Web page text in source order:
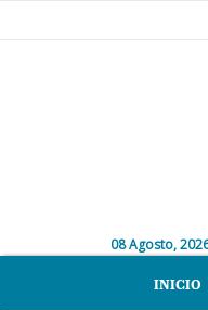
08 Agosto,
INICIO